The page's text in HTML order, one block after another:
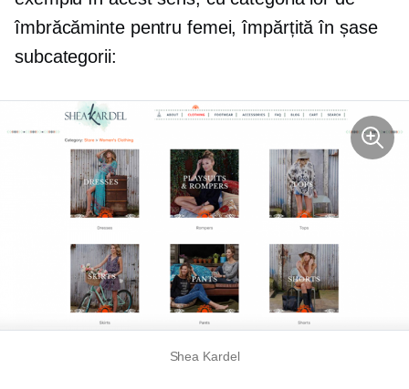
îmbrăcăminte pentru femei, împărțită în șase
subcategorii:
Shea Kardel